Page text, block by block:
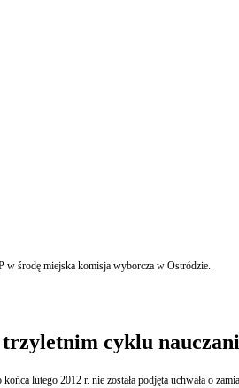
w środę miejska komisja wyborcza w Ostródzie.
trzyletnim cyklu
lutego 2012 r. nie została podjęta uchwała o